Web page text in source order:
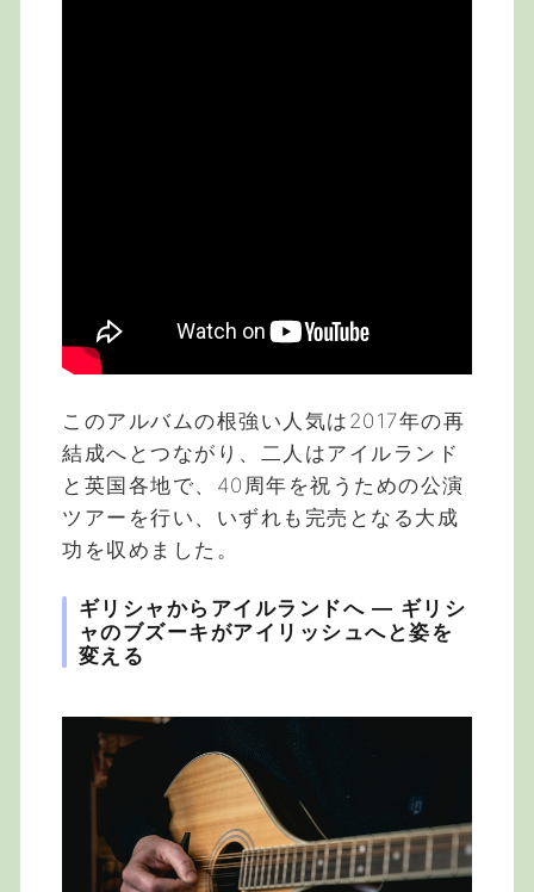
このアルバムの根強い人気は2017年の再
結成へとつながり、二人はアイルランド
と英国各地で、40周年を祝うための公演
ツアーを行い、いずれも完売となる大成
功を収めました。
ギリシャからアイルランドへ ― ギリシ
ャのブズーキがアイリッシュへと姿を
変える